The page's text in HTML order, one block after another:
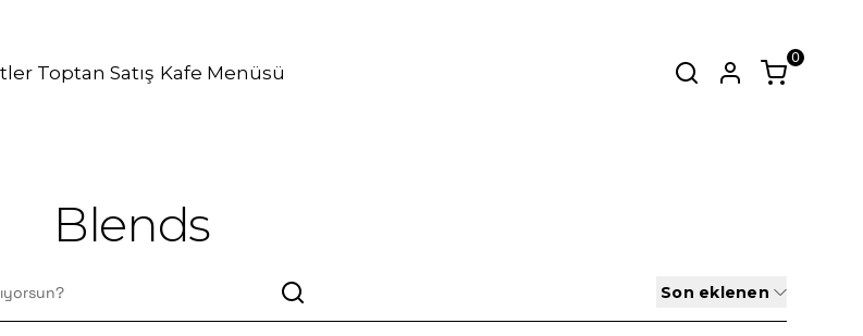
Toptan Satış Kafe Menüsü
0
Blends
Son eklenen